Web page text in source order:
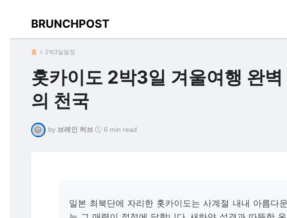
BRUNCHPOST
홈 2박3일일정
홋카이도 2박3일 겨울여행 완
의 천국
by 브레인 허브 6 min read
일본 최북단에 자리한 홋카이도는 사계절 내내 아름다